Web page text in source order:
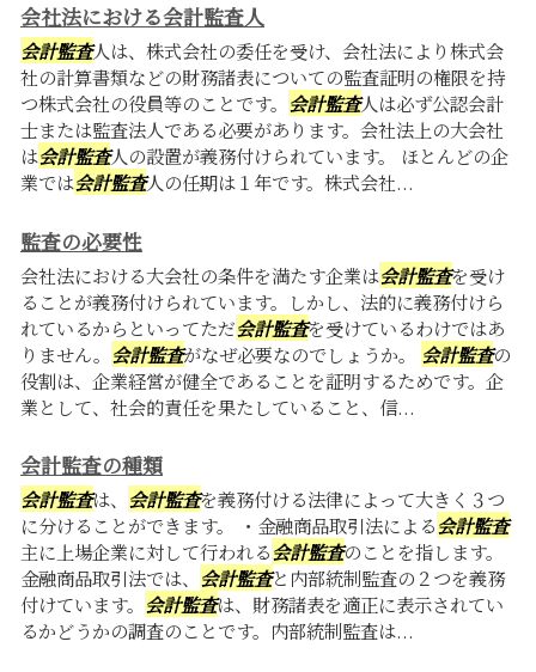
会社法における会計監査人
会計監査人は、株式会社の委任を受け、会社法により株式会
社の計算書類などの財務諸表についての監査証明の権限を持
つ株式会社の役員等のことです。 会計監査人は必ず公認会計
士または監査法人である必要があります。会社法上の大会社
は会計監査人の設置が義務付けられています。 ほとんどの企
業では会計監査人の任期は１年です。株式会社...
監査の必要性
会社法における大会社の条件を満たす企業は会計監査を受け
ることが義務付けられています。しかし、法的に義務付けら
れているからといってただ会計監査を受けているわけではあ
りません。 会計監査がなぜ必要なのでしょうか。 会計監査の
役割は、企業経営が健全であることを証明するためです。企
業として、社会的責任を果たしていること、信...
会計監査の種類
会計監査は、 会計監査を義務付ける法律によって大きく３つ
に分けることができます。 ・金融商品取引法による会計監査
主に上場企業に対して行われる会計監査のことを指します。
金融商品取引法では、 会計監査と内部統制監査の２つを義務
付けています。 会計監査は、財務諸表を適正に表示されてい
るかどうかの調査のことです。内部統制監査は...